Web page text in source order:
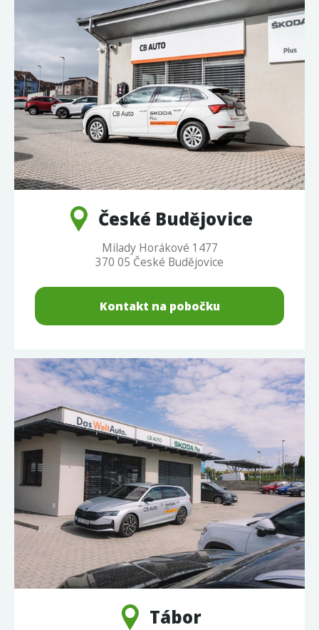
České Budějovice
Milady Horákové 1477
370 05 České Budějovice
Kontakt na pobočku
Tábor